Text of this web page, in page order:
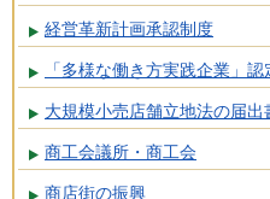
経営革新計画承認制度
「多様な働き方実践企業」認
大規模小売店舗立地法の届出
商工会議所・商工会
商店街の振興